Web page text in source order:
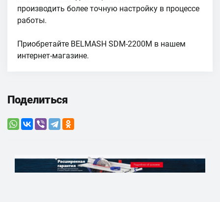
производить более точную настройку в процессе
работы.
Приобретайте BELMASH SDM-2200M в нашем
интернет-магазине.
Поделиться